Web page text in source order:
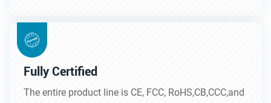
Fully Certified
The entire product line is CE, FCC, RoHS,CB,CCC,and